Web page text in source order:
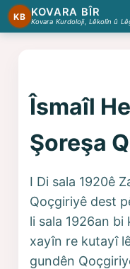
KB KOVARA BÎR
Kovara Kurdoloji, Lêkolîn û
Îsmaîl
Şoreşa
I Di sala 1920ê
Qoçgiriyê dest
li sala 1926an bi
xayîn re kutayî
gundên